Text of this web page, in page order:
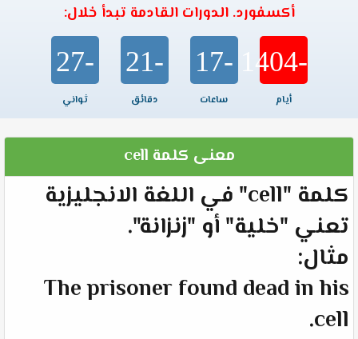
أكسفورد. الدورات القادمة تبدأ خلال:
-1404
أيام
-17
ساعات
-21
دقائق
-27
ثواني
معنى كلمة cell
كلمة "cell" في اللغة الانجليزية
تعني "خلية" أو "زنزانة".
مثال:
The prisoner found dead in his
cell.